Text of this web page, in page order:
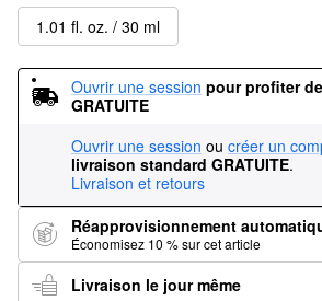
1.01 fl. oz. / 30 ml
Ouvrir une session pour profiter
GRATUITE
Ouvrir une session ou créer un
livraison standard GRATUITE.
Livraison et retours
Réapprovisionnement
Économisez 10 % sur cet article
Livraison le jour même